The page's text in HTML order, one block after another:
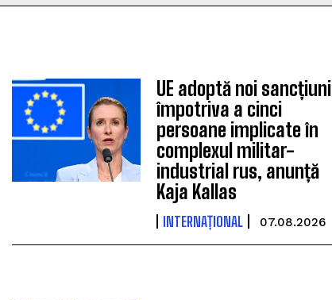
UE adoptă noi sancțiuni
împotriva a cinci
persoane implicate în
complexul militar-
industrial rus, anunță
Kaja Kallas
INTERNAȚIONAL 07.08.2026